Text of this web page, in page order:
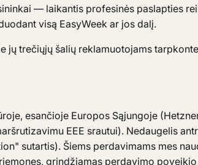
— laikantis profesinės paslapties
visą EasyWeek ar jos dalį.
jų trečiųjų šalių reklamuotojams
esančioje Europos Sąjungoje
EEE srautui). Nedaugelis
sutartis). Šiems perdavimams mes
grindžiamas perdavimo